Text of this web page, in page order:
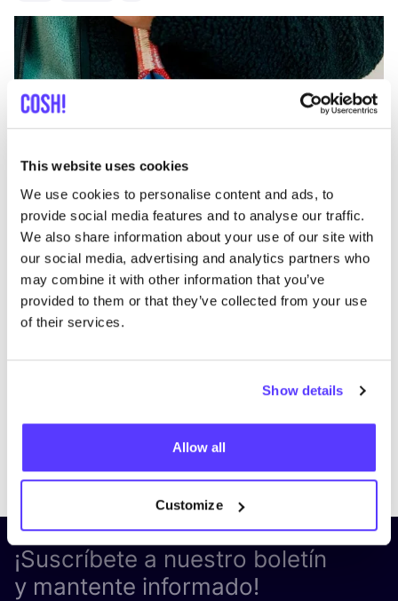
This website uses cookies
We use cookies to personalise content and ads, to
provide social media features and to analyse our traffic.
We also share information about your use of our site with
our social media, advertising and analytics partners who
may combine it with other information that you’ve
provided to them or that they’ve collected from your use
of their services.
Show details
Allow all
Customize
¡Suscríbete a nuestro boletín
y mantente informado!